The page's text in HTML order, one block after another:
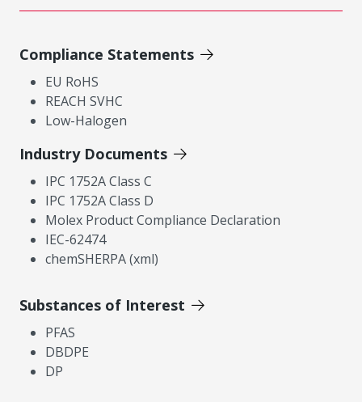
Compliance Statements
EU RoHS
REACH SVHC
Low-Halogen
Industry Documents
IPC 1752A Class C
IPC 1752A Class D
Molex Product Compliance Declaration
IEC-62474
chemSHERPA (xml)
Substances of Interest
PFAS
DBDPE
DP